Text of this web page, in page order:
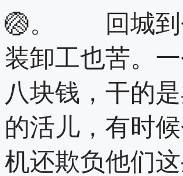
🏐。 回城到
装卸工也苦。
八块钱，干的
的活儿，有时
机还欺负他们